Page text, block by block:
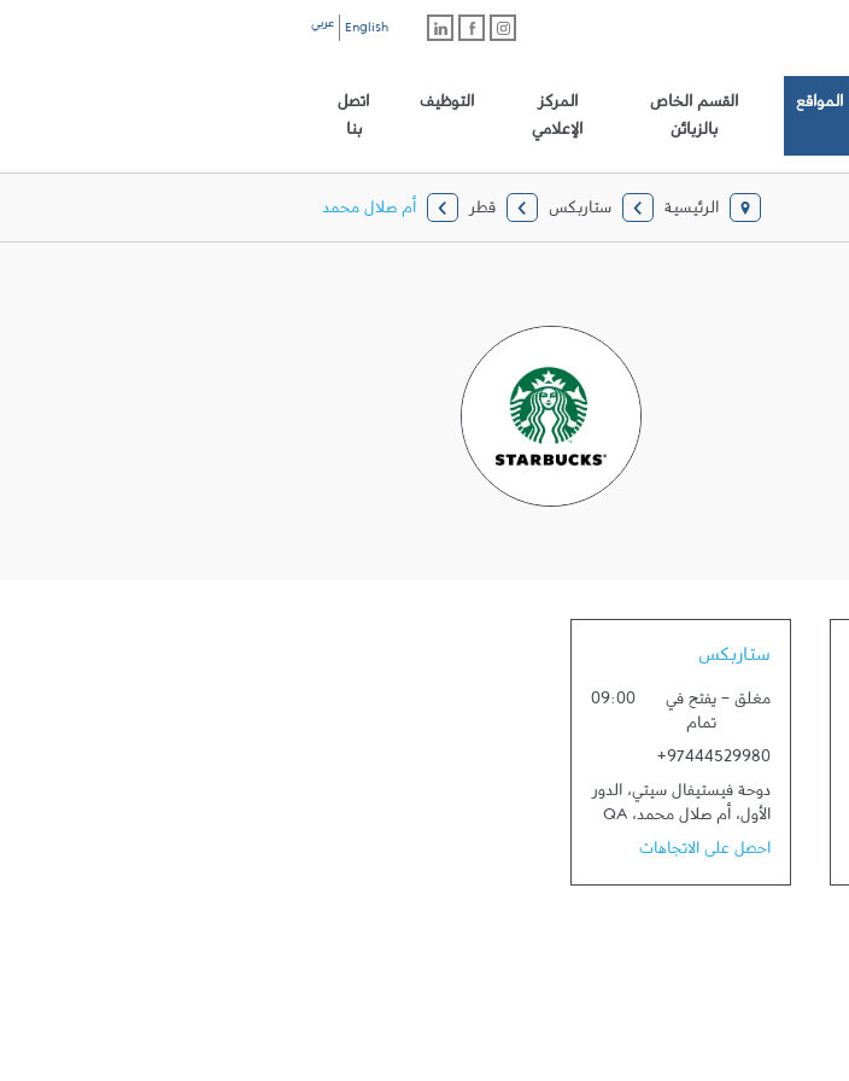
English عربي
المواقع
القسم الخاص
بالزبائن
المركز
الإعلامي
التوظيف
اتصل
بنا
الرئيسية ستاربكس قطر أم صلال محمد
ستاربكس
مغلق - يفتح في
تمام
09:00
+97444529980
دوحة فيستيفال سيتي، الدور
الأول، أم صلال محمد، QA
احصل على الاتجاهات